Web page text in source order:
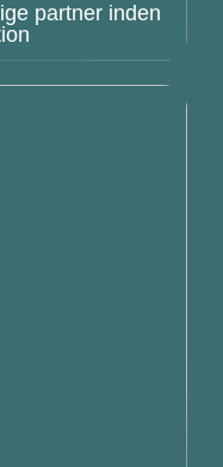
partner inden